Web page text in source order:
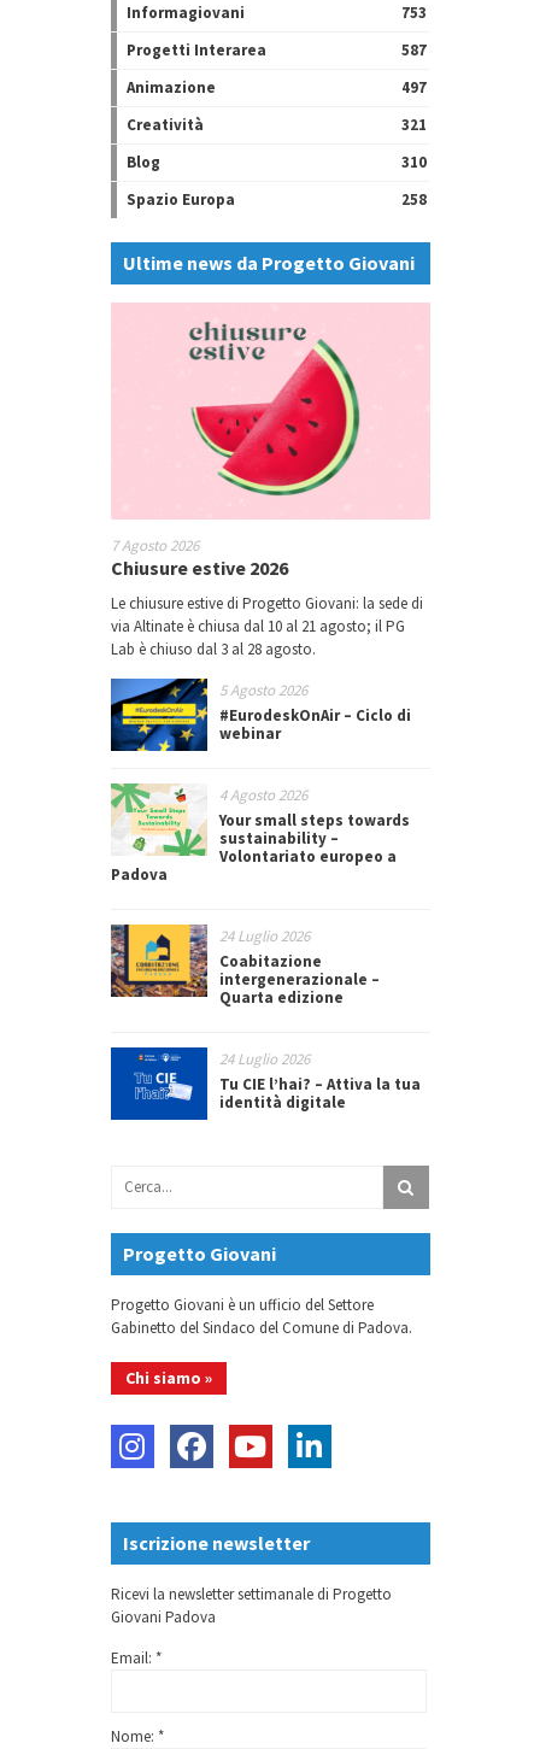
Informagiovani
753
Progetti Interarea
587
Animazione
497
Creatività
321
Blog
310
Spazio Europa
258
Ultime news da Progetto Giovani
7 Agosto 2026
Chiusure estive 2026
Le chiusure estive di Progetto Giovani: la sede di
via Altinate è chiusa dal 10 al 21 agosto; il PG
Lab è chiuso dal 3 al 28 agosto.
5 Agosto 2026
#EurodeskOnAir – Ciclo di
webinar
4 Agosto 2026
Your small steps towards
sustainability –
Volontariato europeo a
Padova
24 Luglio 2026
Coabitazione
intergenerazionale –
Quarta edizione
24 Luglio 2026
Tu CIE l’hai? – Attiva la tua
identità digitale
Progetto Giovani
Progetto Giovani è un ufficio del Settore
Gabinetto del Sindaco del Comune di Padova.
Chi siamo »
Iscrizione newsletter
Ricevi la newsletter settimanale di Progetto
Giovani Padova
Email: *
Nome: *